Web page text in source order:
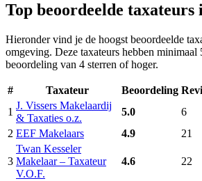
Top beoordeelde
Hieronder vind je de hoogst beoordeelde
omgeving. Deze taxateurs hebben minimaal
beoordeling van 4 sterren of hoger.
# Taxateur Beoordeling
1
J. Vissers Makelaardij
& Taxaties o.z.
5.0 6
2 EEF Makelaars 4.9 21
3
Twan Kesseler
Makelaar – Taxateur
V.O.F.
4.6 22